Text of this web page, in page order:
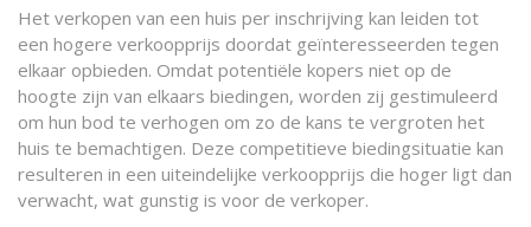
Het verkopen van een huis per inschrijving kan leiden tot
een hogere verkoopprijs doordat geïnteresseerden tegen
elkaar opbieden. Omdat potentiële kopers niet op de
hoogte zijn van elkaars biedingen, worden zij gestimuleerd
om hun bod te verhogen om zo de kans te vergroten het
huis te bemachtigen. Deze competitieve biedingsituatie kan
resulteren in een uiteindelijke verkoopprijs die hoger ligt dan
verwacht, wat gunstig is voor de verkoper.